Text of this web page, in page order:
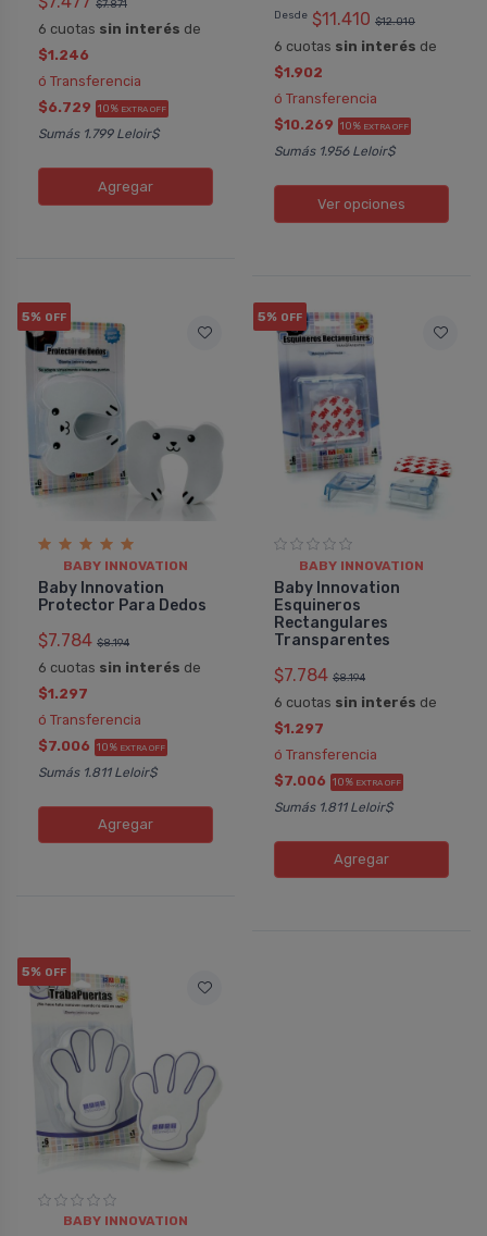
$7.871
6 cuotas sin interés de
$1.246
ó Transferencia
$6.729 10% EXTRA OFF
Sumás 1.799 Leloir$
Agregar
Desde $11.410 $12.010
6 cuotas sin interés de
$1.902
ó Transferencia
$10.269 10% EXTRA OFF
Sumás 1.956 Leloir$
Ver opciones
5% OFF
BABY INNOVATION
Baby Innovation
Protector Para Dedos
$7.784 $8.194
6 cuotas sin interés de
$1.297
ó Transferencia
$7.006 10% EXTRA OFF
Sumás 1.811 Leloir$
Agregar
5% OFF
BABY INNOVATION
Baby Innovation
Esquineros
Rectangulares
Transparentes
$7.784 $8.194
6 cuotas sin interés de
$1.297
ó Transferencia
$7.006 10% EXTRA OFF
Sumás 1.811 Leloir$
Agregar
5% OFF
BABY INNOVATION